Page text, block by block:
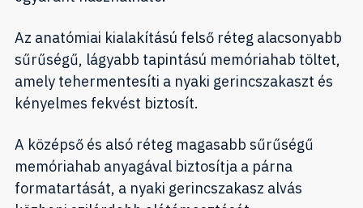
Az anatómiai kialakítású felső réteg alacsonyabb
sűrűségű, lágyabb tapintású memóriahab töltet,
amely tehermentesíti a nyaki gerincszakaszt és
kényelmes fekvést biztosít.
A középső és alsó réteg magasabb sűrűségű
memóriahab anyagával biztosítja a párna
formatartását, a nyaki gerincszakasz alvás